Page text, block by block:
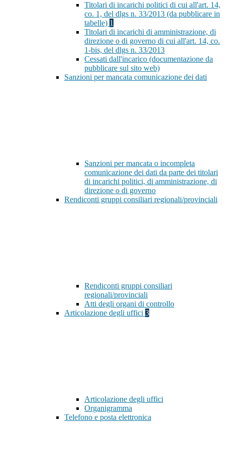
Titolari di incarichi politici di cui all'art. 14,
co. 1, del dlgs n. 33/2013 (da pubblicare in
tabelle) 1
Titolari di incarichi di amministrazione, di
direzione o di governo di cui all'art. 14, co.
1-bis, del dlgs n. 33/2013
Cessati dall'incarico (documentazione da
pubblicare sul sito web)
Sanzioni per mancata comunicazione dei dati
Sanzioni per mancata o incompleta
comunicazione dei dati da parte dei titolari
di incarichi politici, di amministrazione, di
direzione o di governo
Rendiconti gruppi consiliari regionali/provinciali
Rendiconti gruppi consiliari
regionali/provinciali
Atti degli organi di controllo
Articolazione degli uffici 3
Articolazione degli uffici
Organigramma
Telefono e posta elettronica